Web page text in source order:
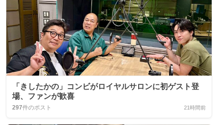
「きしたかの」コンビがロイヤルサロンに初ゲスト登
場、ファンが歓喜
297件のポスト 21時間前